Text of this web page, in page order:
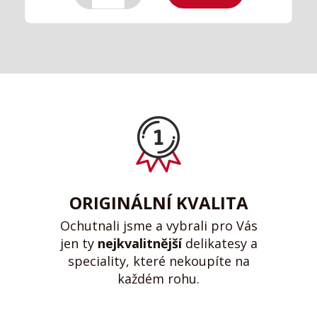
ORIGINÁLNÍ KVALITA
Ochutnali jsme a vybrali pro Vás
jen ty nejkvalitnějšídelikatesy a
speciality, které nekoupíte na
každém rohu.